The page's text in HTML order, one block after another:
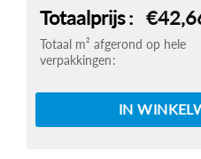
Totaal m² afgerond op hele
verpakkingen
Totaalprijs
IN